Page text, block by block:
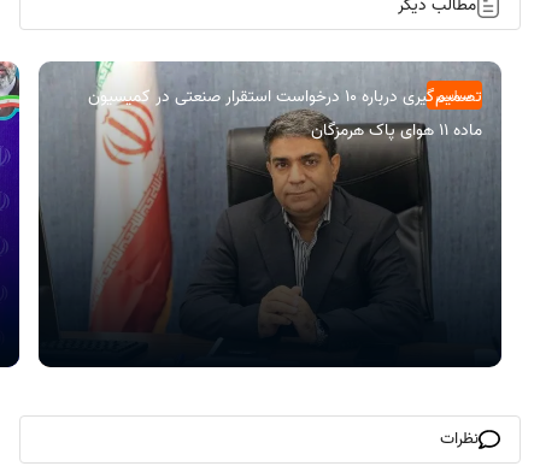
مطالب دیگر
سیاسی
تصمیم‌گیری درباره ۱۰ درخواست استقرار صنعتی در کمیسیون
ماده ۱۱ هوای پاک هرمزگان
نظرات